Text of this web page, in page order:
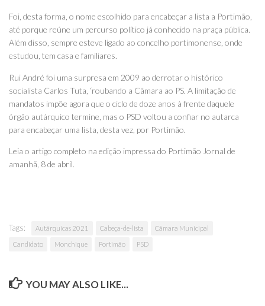
Foi, desta forma, o nome escolhido para encabeçar a lista a Portimão,
até porque reúne um percurso político já conhecido na praça pública.
Além disso, sempre esteve ligado ao concelho portimonense, onde
estudou, tem casa e familiares.
Rui André foi uma surpresa em 2009 ao derrotar o histórico
socialista Carlos Tuta, ‘roubando a Câmara ao PS. A limitação de
mandatos impõe agora que o ciclo de doze anos à frente daquele
órgão autárquico termine, mas o PSD voltou a confiar no autarca
para encabeçar uma lista, desta vez, por Portimão.
Leia o artigo completo na edição impressa do Portimão Jornal de
amanhã, 8 de abril.
Tags: Autárquicas 2021 Cabeça-de-lista Câmara Municipal
Candidato Monchique Portimão PSD
YOU MAY ALSO LIKE...